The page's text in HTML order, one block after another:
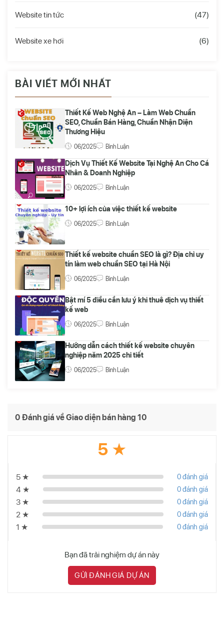
Website tin tức (47)
Website xe hơi (6)
BÀI VIẾT MỚI NHẤT
Thiết Kế Web Nghệ An – Làm Web Chuẩn
SEO, Chuẩn Bán Hàng, Chuẩn Nhận Diện
Thương Hiệu
06/2025 Bình Luận
Dịch Vụ Thiết Kế Website Tại Nghệ An Cho Cá
Nhân & Doanh Nghiệp
06/2025 Bình Luận
10+ lợi ích của việc thiết kế website
06/2025 Bình Luận
Thiết kế website chuẩn SEO là gì? Địa chỉ uy
tín làm web chuẩn SEO tại Hà Nội
06/2025 Bình Luận
Bật mí 5 điều cần lưu ý khi thuê dịch vụ thiết
kế web
06/2025 Bình Luận
Hướng dẫn cách thiết kế website chuyên
nghiệp năm 2025 chi tiết
06/2025 Bình Luận
0 Đánh giá về Giao diện bán hàng 10
5 ★
5 ★ 0 đánh giá
4 ★ 0 đánh giá
3 ★ 0 đánh giá
2 ★ 0 đánh giá
1 ★ 0 đánh giá
Bạn đã trải nghiệm dự án này
GỬI ĐÁNH GIÁ DỰ ÁN